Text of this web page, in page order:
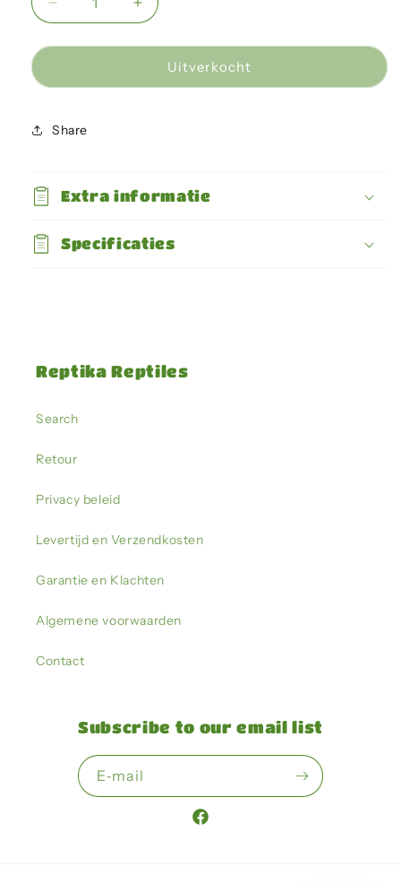
Aantal
verlagen
voor
-
M
Aantal
verhogen
voor
Reptofood
-
Uitverkocht
Share
Extra informatie
Specificaties
Reptika Reptiles
Search
Retour
Privacy beleid
Levertijd en Verzendkosten
Garantie en Klachten
Algemene voorwaarden
Contact
Subscribe to our email list
E‑mail
Facebook